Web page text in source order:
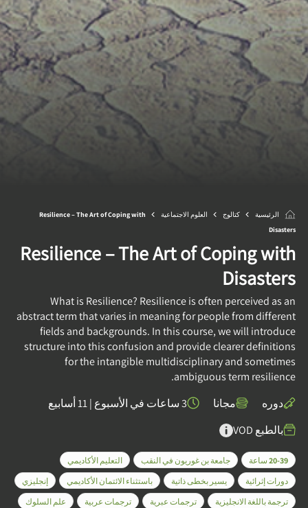
الرئيسية كتالوج العلوم الاجتماعية
Resilience – The Art of Coping with
Disasters
Resilience – The Art of Coping with
Disasters
What is Resilience? Resilience is often perceived as an
abstract term that varies in meaning for people from different
fields and backgrounds. In this course, we will introduce
structure into this confusion and provide clearer definitions
for the intangible multidisciplinary and sometimes
ambiguous term resilience.
دوره
مجانا 3 ساعات في الأسبوع |
بالطبع VOD
20-39 ساعة جامعة بن غوريون في النقب
التعليم الأكاديمي
دورات إثرائية
يسير بخطى ذاتية باستثناء الائتمان الأكاديمي
إنجليزي
ترجمة باللغة الانجليزية
ترجمات عبرية ترجمات عربية علم السلوك